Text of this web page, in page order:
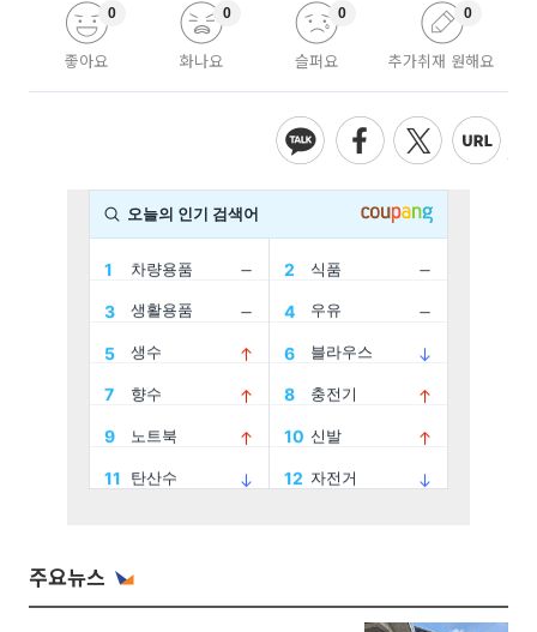
좋아요
0
화나요
0
슬퍼요
0
추가취재 원해요
0
주요뉴스